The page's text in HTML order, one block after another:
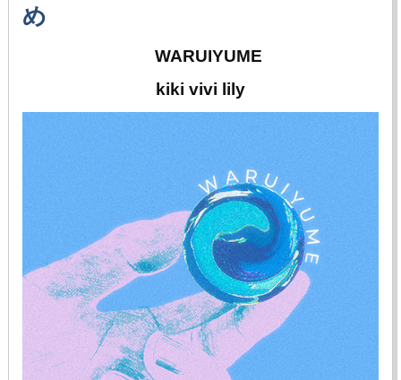
め
WARUIYUME
kiki vivi lily